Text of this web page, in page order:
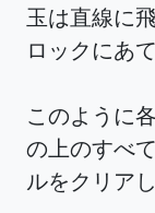
玉は直線に
ロックにあ
このように
の上のすべ
ルをクリア